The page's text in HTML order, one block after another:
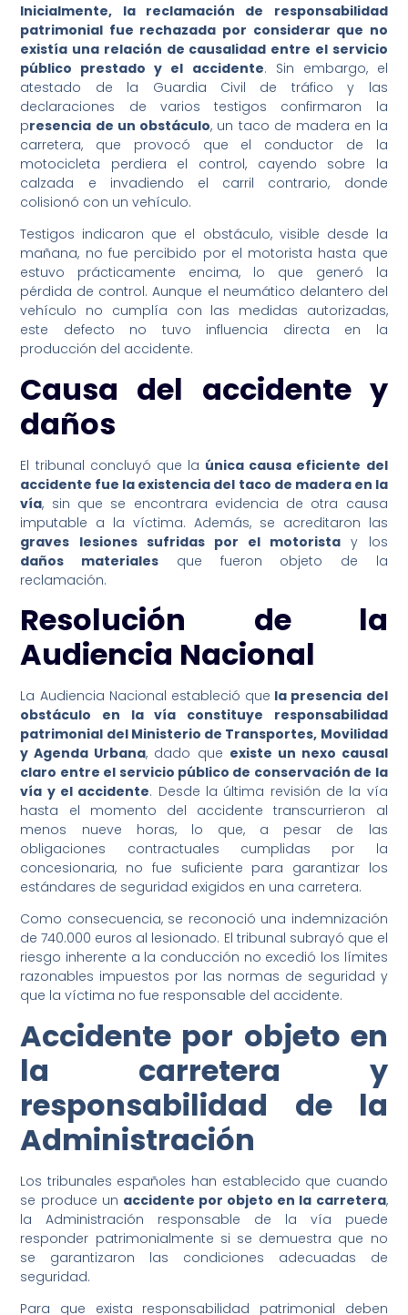
Inicialmente, la reclamación de responsabilidad
patrimonial fue rechazada por considerar que no
existía una relación de causalidad entre el servicio
público prestado y el accidente. Sin embargo, el
atestado de la Guardia Civil de tráfico y las
declaraciones de varios testigos confirmaron la
presencia de un obstáculo, un taco de madera en la
carretera, que provocó que el conductor de la
motocicleta perdiera el control, cayendo sobre la
calzada e invadiendo el carril contrario, donde
colisionó con un vehículo.
Testigos indicaron que el obstáculo, visible desde la
mañana, no fue percibido por el motorista hasta que
estuvo prácticamente encima, lo que generó la
pérdida de control. Aunque el neumático delantero del
vehículo no cumplía con las medidas autorizadas,
este defecto no tuvo influencia directa en la
producción del accidente.
Causa del accidente y
daños
El tribunal concluyó que la única causa eficiente del
accidente fue la existencia del taco de madera en la
vía, sin que se encontrara evidencia de otra causa
imputable a la víctima. Además, se acreditaron las
graves lesiones sufridas por el motorista y los
daños materiales que fueron objeto de la
reclamación.
Resolución de la
Audiencia Nacional
La Audiencia Nacional estableció que la presencia del
obstáculo en la vía constituye responsabilidad
patrimonial del Ministerio de Transportes, Movilidad
y Agenda Urbana, dado que existe un nexo causal
claro entre el servicio público de conservación de la
vía y el accidente. Desde la última revisión de la vía
hasta el momento del accidente transcurrieron al
menos nueve horas, lo que, a pesar de las
obligaciones contractuales cumplidas por la
concesionaria, no fue suficiente para garantizar los
estándares de seguridad exigidos en una carretera.
Como consecuencia, se reconoció una indemnización
de 740.000 euros al lesionado. El tribunal subrayó que el
riesgo inherente a la conducción no excedió los límites
razonables impuestos por las normas de seguridad y
que la víctima no fue responsable del accidente.
Accidente por objeto en
la carretera y
responsabilidad de la
Administración
Los tribunales españoles han establecido que cuando
se produce un accidente por objeto en la carretera,
la Administración responsable de la vía puede
responder patrimonialmente si se demuestra que no
se garantizaron las condiciones adecuadas de
seguridad.
Para que exista responsabilidad patrimonial deben